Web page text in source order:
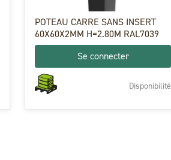
POTEAU CARRE SANS INSERT
60X60X2MM H=2.80M RAL7039
Se connecter
Disponibilité